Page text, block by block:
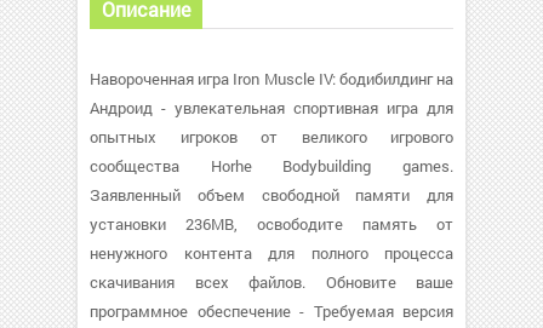
Описание
Навороченная игра Iron Muscle IV: бодибилдинг на
Андроид - увлекательная спортивная игра для
опытных игроков от великого игрового
сообщества Horhe Bodybuilding games.
Заявленный объем свободной памяти для
установки 236MB, освободите память от
ненужного контента для полного процесса
скачивания всех файлов. Обновите ваше
программное обеспечение - Требуемая версия